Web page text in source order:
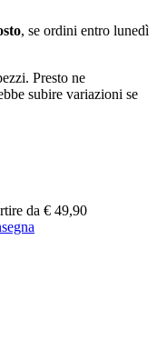
, se ordini entro lunedì
Presto ne
subire variazioni se
da € 49,90